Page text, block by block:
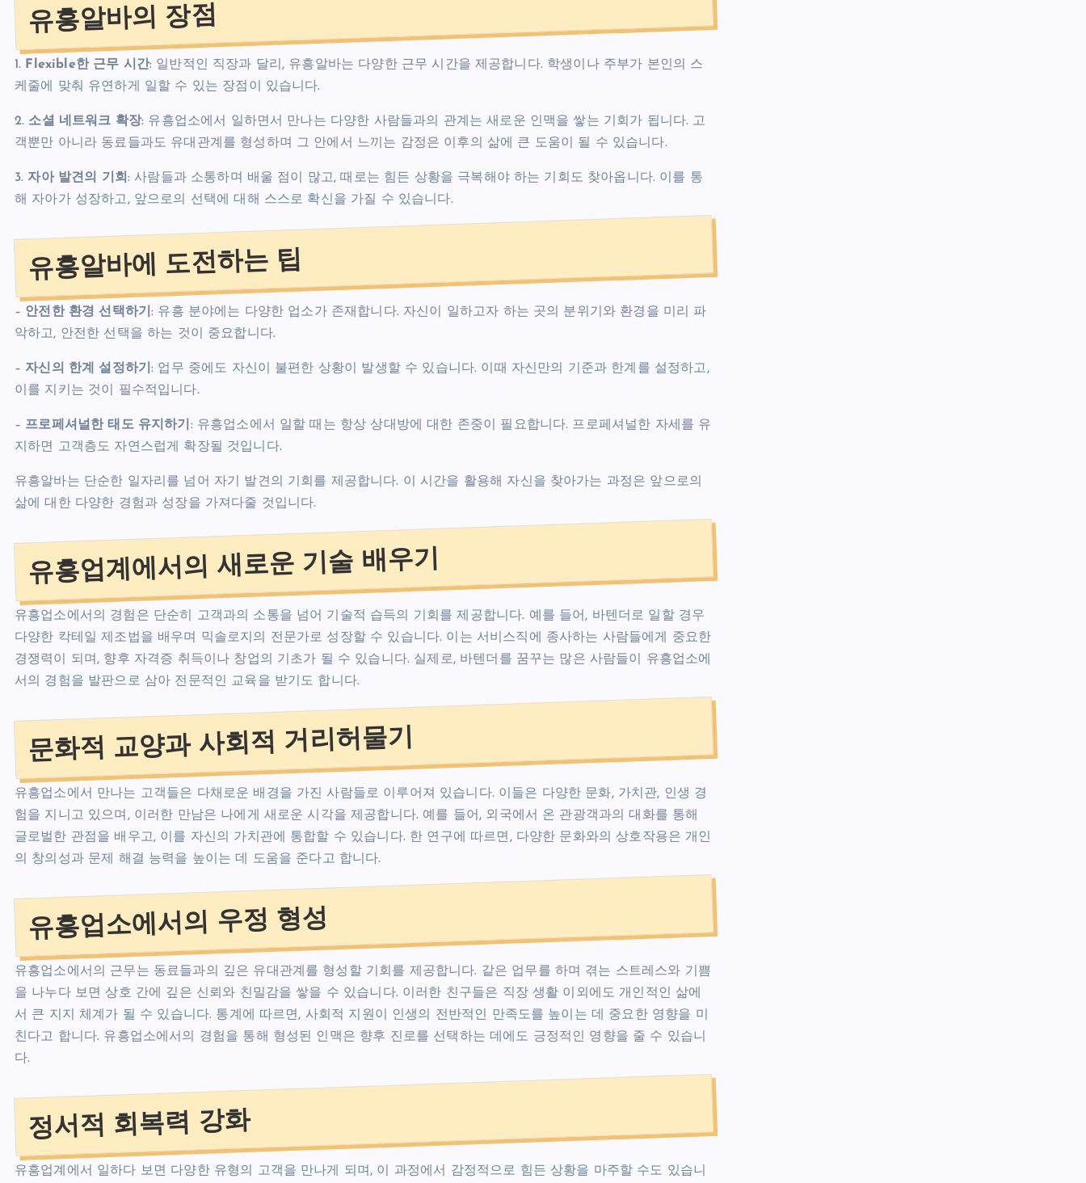
유흥알바의 장점
1. Flexible한 근무 시간: 일반적인 직장과 달리, 유흥알바는 다양한 근무 시간을 제공합니다. 학생이나 주부가 본인의 스
케줄에 맞춰 유연하게 일할 수 있는 장점이 있습니다.
2. 소셜 네트워크 확장: 유흥업소에서 일하면서 만나는 다양한 사람들과의 관계는 새로운 인맥을 쌓는 기회가 됩니다. 고
객뿐만 아니라 동료들과도 유대관계를 형성하며 그 안에서 느끼는 감정은 이후의 삶에 큰 도움이 될 수 있습니다.
3. 자아 발견의 기회 : 사람들과 소통하며 배울 점이 많고, 때로는 힘든 상황을 극복해야 하는 기회도 찾아옵니다. 이를 통
해 자아가 성장하고, 앞으로의 선택에 대해 스스로 확신을 가질 수 있습니다.
유흥알바에 도전하는 팁
– 안전한 환경 선택하기: 유흥 분야에는 다양한 업소가 존재합니다. 자신이 일하고자 하는 곳의 분위기와 환경을 미리 파
악하고, 안전한 선택을 하는 것이 중요합니다.
– 자신의 한계 설정하기: 업무 중에도 자신이 불편한 상황이 발생할 수 있습니다. 이때 자신만의 기준과 한계를 설정하고,
이를 지키는 것이 필수적입니다.
– 프로페셔널한 태도 유지하기 : 유흥업소에서 일할 때는 항상 상대방에 대한 존중이 필요합니다. 프로페셔널한 자세를 유
지하면 고객층도 자연스럽게 확장될 것입니다.
유흥알바는 단순한 일자리를 넘어 자기 발견의 기회를 제공합니다. 이 시간을 활용해 자신을 찾아가는 과정은 앞으로의
삶에 대한 다양한 경험과 성장을 가져다줄 것입니다.
유흥업계에서의 새로운 기술 배우기
유흥업소에서의 경험은 단순히 고객과의 소통을 넘어 기술적 습득의 기회를 제공합니다. 예를 들어, 바텐더로 일할 경우
다양한 칵테일 제조법을 배우며 믹솔로지의 전문가로 성장할 수 있습니다. 이는 서비스직에 종사하는 사람들에게 중요한
경쟁력이 되며, 향후 자격증 취득이나 창업의 기초가 될 수 있습니다. 실제로, 바텐더를 꿈꾸는 많은 사람들이 유흥업소에
서의 경험을 발판으로 삼아 전문적인 교육을 받기도 합니다.
문화적 교양과 사회적 거리허물기
유흥업소에서 만나는 고객들은 다채로운 배경을 가진 사람들로 이루어져 있습니다. 이들은 다양한 문화, 가치관, 인생 경
험을 지니고 있으며, 이러한 만남은 나에게 새로운 시각을 제공합니다. 예를 들어, 외국에서 온 관광객과의 대화를 통해
글로벌한 관점을 배우고, 이를 자신의 가치관에 통합할 수 있습니다. 한 연구에 따르면, 다양한 문화와의 상호작용은 개인
의 창의성과 문제 해결 능력을 높이는 데 도움을 준다고 합니다.
유흥업소에서의 우정 형성
유흥업소에서의 근무는 동료들과의 깊은 유대관계를 형성할 기회를 제공합니다. 같은 업무를 하며 겪는 스트레스와 기쁨
을 나누다 보면 상호 간에 깊은 신뢰와 친밀감을 쌓을 수 있습니다. 이러한 친구들은 직장 생활 이외에도 개인적인 삶에
서 큰 지지 체계가 될 수 있습니다. 통계에 따르면, 사회적 지원이 인생의 전반적인 만족도를 높이는 데 중요한 영향을 미
친다고 합니다. 유흥업소에서의 경험을 통해 형성된 인맥은 향후 진로를 선택하는 데에도 긍정적인 영향을 줄 수 있습니
다.
정서적 회복력 강화
유흥업계에서 일하다 보면 다양한 유형의 고객을 만나게 되며, 이 과정에서 감정적으로 힘든 상황을 마주할 수도 있습니